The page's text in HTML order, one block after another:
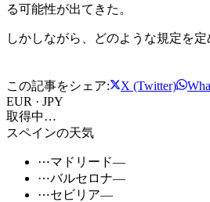
る可能性が出てきた。
しかしながら、どのような規定を定
この記事をシェア: X (Twitter)
EUR · JPY
取得中…
スペインの天気
⋯マドリード—
⋯バルセロナ—
⋯セビリア—